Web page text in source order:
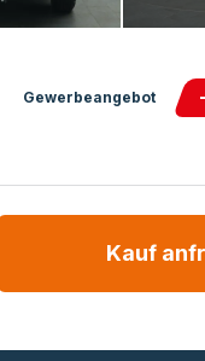
Gewerbeangebot -
Kauf